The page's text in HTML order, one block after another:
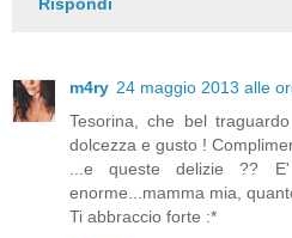
m4ry 24 maggio 2013 alle
Tesorina, che bel
dolcezza e gusto !
...e queste delizie ??
enorme...mamma mia,
Ti abbraccio forte :*